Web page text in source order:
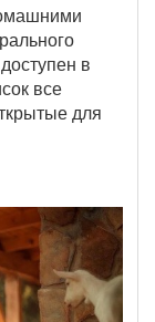
в
все
для